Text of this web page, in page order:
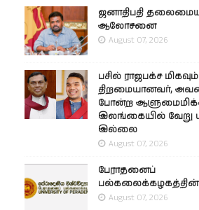
ஜனாதிபதி
ஆலோசனை
August 07, 2026
பசில் ராஜபக்ச மிகவும்
திறமையானவர்,
போன்ற
இலங்கையில் வேறு
இல்லை
August 07, 2026
பேராதனைப்
பல்கலைக்கழகத்தின்
August 07, 2026